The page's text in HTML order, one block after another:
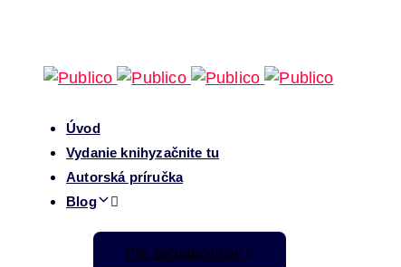
Úvod
Vydanie knihyzačnite tu
Autorská príručka
Blog
Pre začiatočníkov